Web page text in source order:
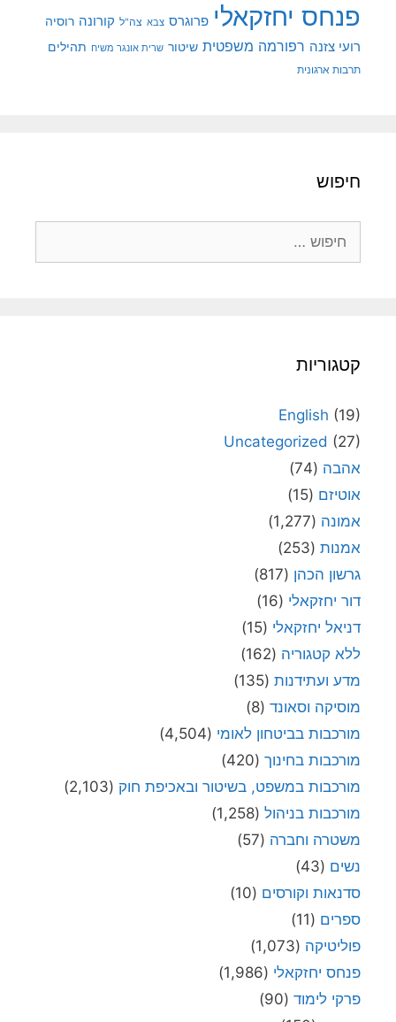
פנחס יחזקאלי פרוגרס צבא צה"ל קורונה רוסיה
רועי צזנה רפורמה משפטית שיטור שרית אונגר משיח תהילים
תרבות ארגונית
חיפוש
קטגוריות
English (19)
Uncategorized (27)
אהבה (74)
אוטיזם (15)
אמונה (1,277)
אמנות (253)
גרשון הכהן (817)
דור יחזקאלי (16)
דניאל יחזקאלי (15)
ללא קטגוריה (162)
מדע ועתידנות (135)
מוסיקה וסאונד (8)
מורכבות בביטחון לאומי (4,504)
מורכבות בחינוך (420)
מורכבות במשפט, בשיטור ובאכיפת חוק (2,103)
מורכבות בניהול (1,258)
משטרה וחברה (57)
נשים (43)
סדנאות וקורסים (10)
ספרים (11)
פוליטיקה (1,073)
פנחס יחזקאלי (1,986)
פרקי לימוד (90)